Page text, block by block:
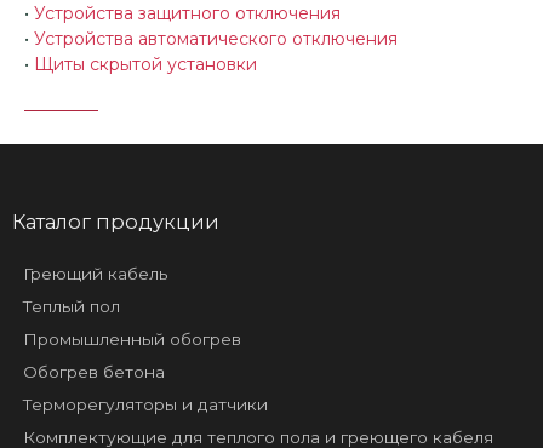
• Устройства защитного отключения
• Устройства автоматического отключения
• Щиты скрытой установки
Каталог продукции
Греющий кабель
Теплый пол
Промышленный обогрев
Обогрев бетона
Терморегуляторы и датчики
Комплектующие для теплого пола и греющего кабеля